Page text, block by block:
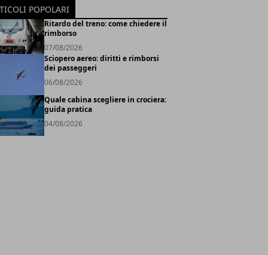
POPOLARI
Ritardo del treno: come chiedere il
rimborso
07/08/2026
Sciopero aereo: diritti e rimborsi
dei passeggeri
06/08/2026
Quale cabina scegliere in crociera:
guida pratica
04/08/2026